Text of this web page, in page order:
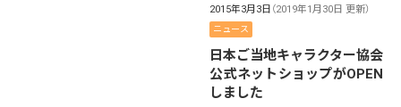
2015年3月3日 （2019年1月30日 更新）
ニュース
日本ご当地キャラクター協会
公式ネットショップがOPEN
しました